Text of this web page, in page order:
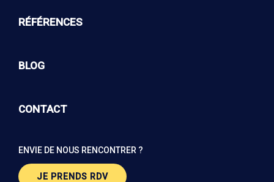
RÉFÉRENCES
BLOG
CONTACT
ENVIE DE NOUS RENCONTRER ?
JE PRENDS RDV